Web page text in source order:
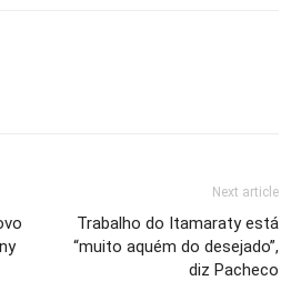
Next article
Trabalho do Itamaraty está
“muito aquém do desejado”,
diz Pacheco